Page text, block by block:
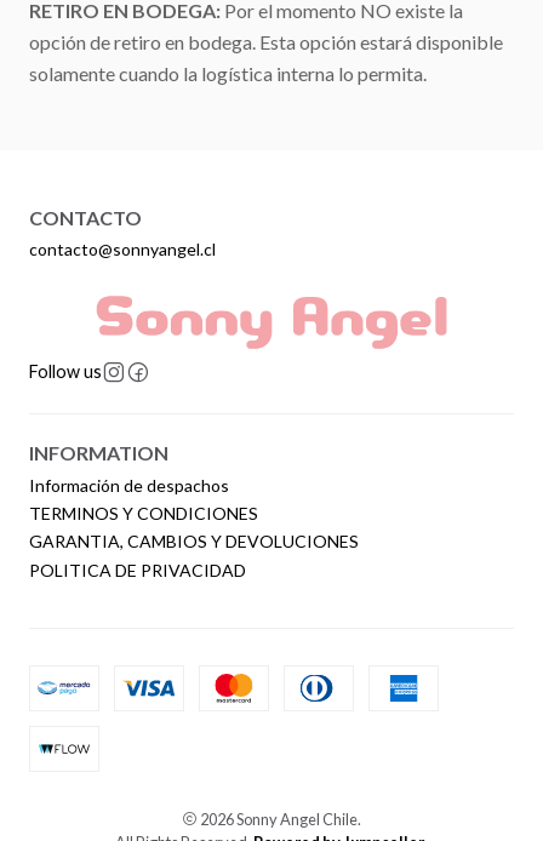
RETIRO EN BODEGA: Por el momento NO existe la
opción de retiro en bodega. Esta opción estará disponible
solamente cuando la logística interna lo permita.
CONTACTO
contacto@sonnyangel.cl
Follow us
INFORMATION
Información de despachos
TERMINOS Y CONDICIONES
GARANTIA, CAMBIOS Y DEVOLUCIONES
POLITICA DE PRIVACIDAD
2026 Sonny Angel Chile.